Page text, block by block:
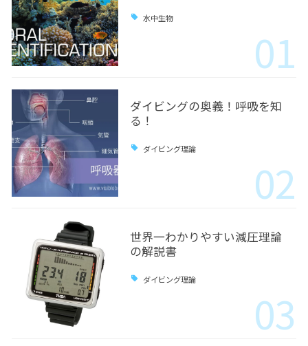
水中生物
01
ダイビングの奥義！呼吸を知
る！
ダイビング理論
02
世界一わかりやすい減圧理論
の解説書
ダイビング理論
03